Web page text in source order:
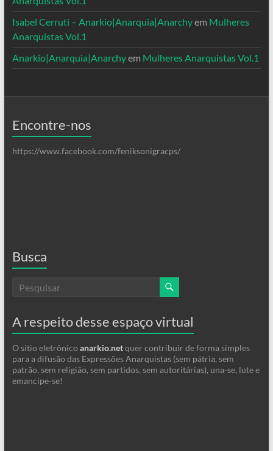
Isabel Cerruti – Anarkio|Anarquia|Anarchyem Mulheres
Anarquistas Vol.1
Anarkio|Anarquia|Anarchyem Mulheres Anarquistas Vol.1
Encontre-nos
https://www.facebook.com/feniksonigracps/
Busca
A respeito desse espaço virtual
O sitio eletrônico anarkio.netquer contribuir de forma simples
para a difusão das Expressões Anarquistas (sem pátria, sem
patrão, sem religião, sem partidos, sem autoritárias), una-se, lute e
emancipe-se!